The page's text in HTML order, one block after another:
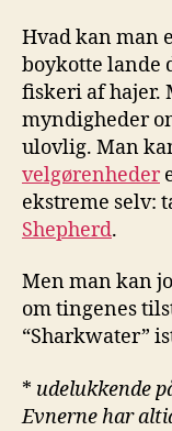
Hvad kan man
boykotte lande
fiskeri af hajer.
myndigheder
ulovlig. Man
velgørenheder
ekstreme selv:
Shepherd.
Men man kan
om tingenes
“Sharkwater”
* udelukkende
Evnerne har